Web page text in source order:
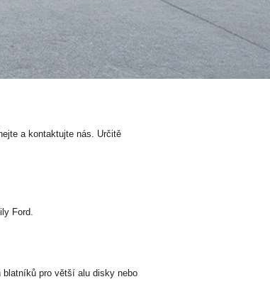
a kontaktujte nás. Určitě
Ford.
pro větší alu disky nebo